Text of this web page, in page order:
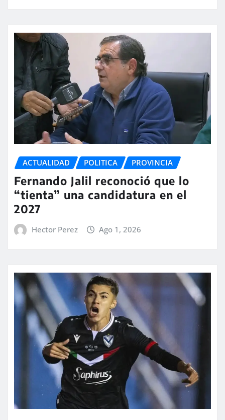
ACTUALIDAD POLITICA PROVINCIA
Fernando Jalil reconoció que lo
“tienta” una candidatura en el
2027
Hector Perez Ago 1, 2026